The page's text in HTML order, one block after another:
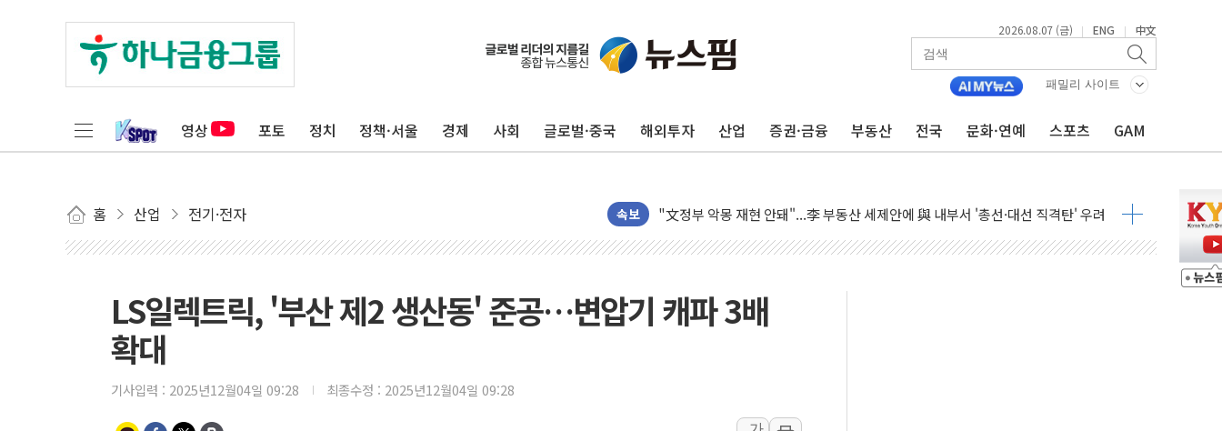
2026.08.07 (금) | ENG | 中文
패밀리 사이트
영상 포토 정치 정책·서울 경제 사회 글로벌·중국 해외투자 산업 증권·금융 부동산 전국 문화·연예 스포츠 GAM
홈 산업 전기·전자 속보
42.5도 역대급 폭염…동물들도 특별식으로 여름나기 [뉴스핌 줌인]
경찰, 9월부터 '가족 사건' 못 맡는다…상피제 실시
태국 학교서 중학생 총기 난사...최소 7명 사망
40.2도 찍은 서울 등 폭염중대경보 해제…누적 온열질환자 2872명
신세계사이먼 '대구 프리미엄 아울렛' 건립 '본궤도'
李대통령, 호우 피해 경북 안동·의성 특별재난지역 선포
워트, 상반기 영업이익 30억원
프롬바이오, 10일 거래 재개…"재무구조 개편"
LS일렉트릭, '부산 제2 생산동' 준공…변압기 캐파 3배
확대
기사입력 : 2025년12월04일 09:28 최종수정 : 2025년12월04일 09:28